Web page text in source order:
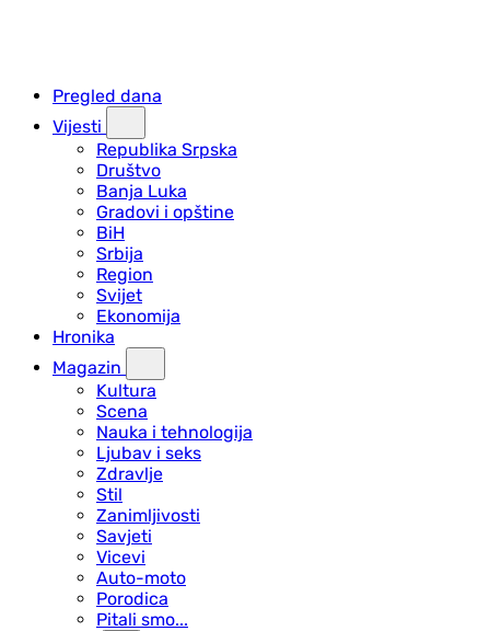
Pregled dana
Vijesti
Republika Srpska
Društvo
Banja Luka
Gradovi i opštine
BiH
Srbija
Region
Svijet
Ekonomija
Hronika
Magazin
Kultura
Scena
Nauka i tehnologija
Ljubav i seks
Zdravlje
Stil
Zanimljivosti
Savjeti
Vicevi
Auto-moto
Porodica
Pitali smo...